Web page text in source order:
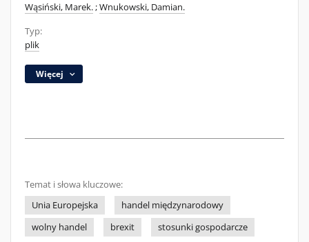
Wąsiński, Marek.;Wnukowski, Damian.
Typ:
plik
Więcej
Temat i słowa kluczowe:
Unia Europejska
handel międzynarodowy
wolny handel
brexit stosunki gospodarcze